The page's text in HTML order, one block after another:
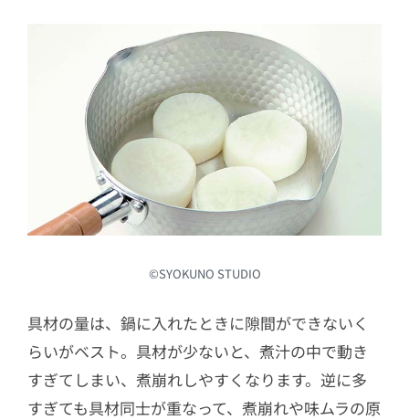
©︎SYOKUNO STUDIO
具材の量は、鍋に入れたときに隙間ができないく
らいがベスト。具材が少ないと、煮汁の中で動き
すぎてしまい、煮崩れしやすくなります。逆に多
すぎても具材同士が重なって、煮崩れや味ムラの原